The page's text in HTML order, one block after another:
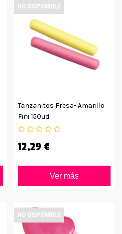
Tanzanitos Fresa- Amarillo
Fini 150ud
12,29 €
Ver más
NO DISPONIBLE
NO DISPONIBLE